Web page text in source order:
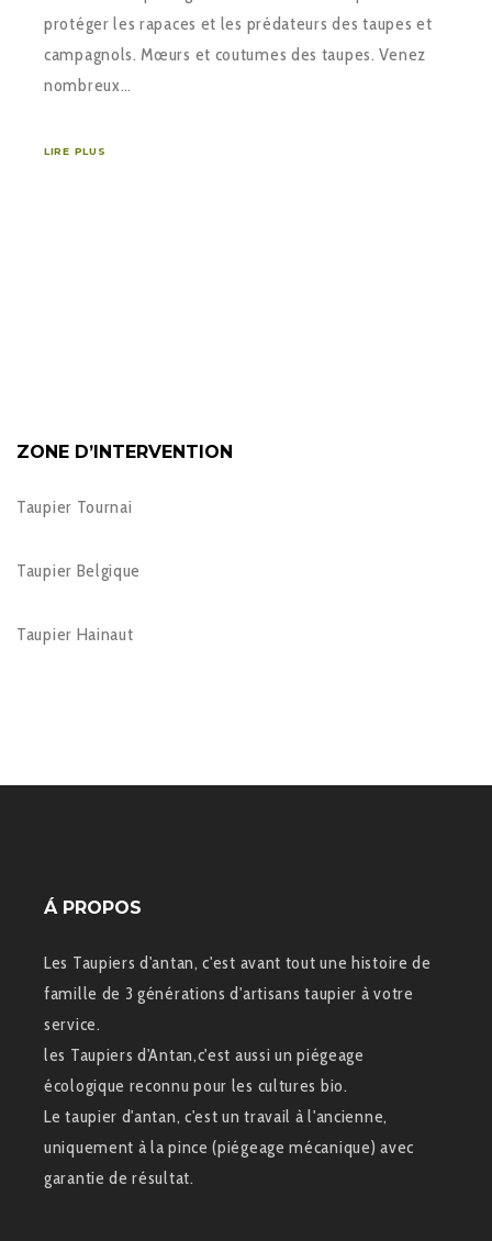
protéger les rapaces et les prédateurs des taupes et
campagnols. Mœurs et coutumes des taupes. Venez
nombreux…
LIRE PLUS
ZONE D’INTERVENTION
Taupier Tournai
Taupier Belgique
Taupier Hainaut
Á PROPOS
Les Taupiers d'antan, c'est avant tout une histoire de
famille de 3 générations d'artisans taupier à votre
service.
les Taupiers d'Antan,c'est aussi un piégeage
écologique reconnu pour les cultures bio.
Le taupier d'antan, c'est un travail à l'ancienne,
uniquement à la pince (piégeage mécanique) avec
garantie de résultat.